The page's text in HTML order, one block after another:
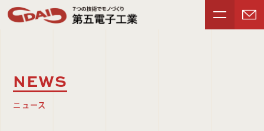
NEWS
ニュース